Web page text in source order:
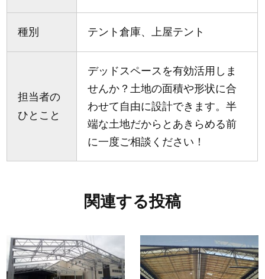
種別 テント倉庫、上屋テント
担当者の
ひとこと
デッドスペースを有効活用しま
せんか？土地の面積や形状に合
わせて自由に設計できます。半
端な土地だからとあきらめる前
に一度ご相談ください！
関連する投稿